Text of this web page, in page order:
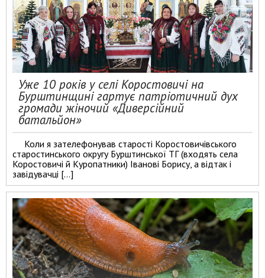
Уже 10 років у селі Коростовичі на
Бурштинщині гартує патріотичний дух
громади жіночий «Диверсійний
батальйон»
Коли я зателефонував старості Коростовичівського
старостинського округу Бурштинської ТГ (входять села
Коростовичі й Куропатники) Іванові Борису, а відтак і
завідувачці […]